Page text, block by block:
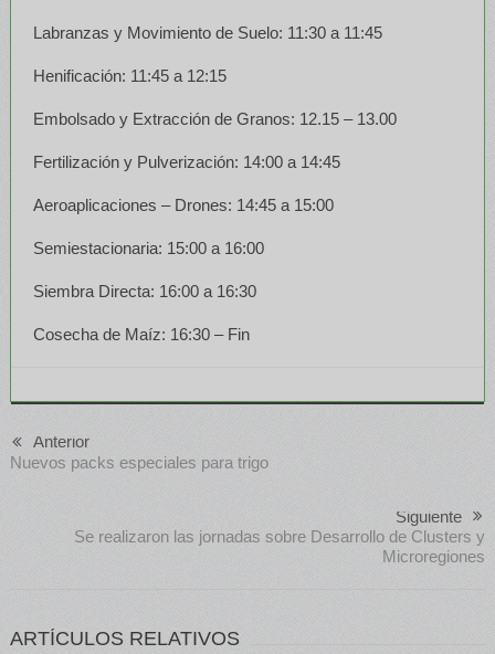
Labranzas y Movimiento de Suelo: 11:30 a 11:45
Henificación: 11:45 a 12:15
Embolsado y Extracción de Granos: 12.15 – 13.00
Fertilización y Pulverización: 14:00 a 14:45
Aeroaplicaciones – Drones: 14:45 a 15:00
Semiestacionaria: 15:00 a 16:00
Siembra Directa: 16:00 a 16:30
Cosecha de Maíz: 16:30 – Fin
Anterior
Nuevos packs especiales para trigo
Siguiente
Se realizaron las jornadas sobre Desarrollo de Clusters y
Microregiones
ARTÍCULOS RELATIVOS